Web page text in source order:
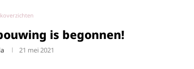
is begonnen!
21 mei 2021